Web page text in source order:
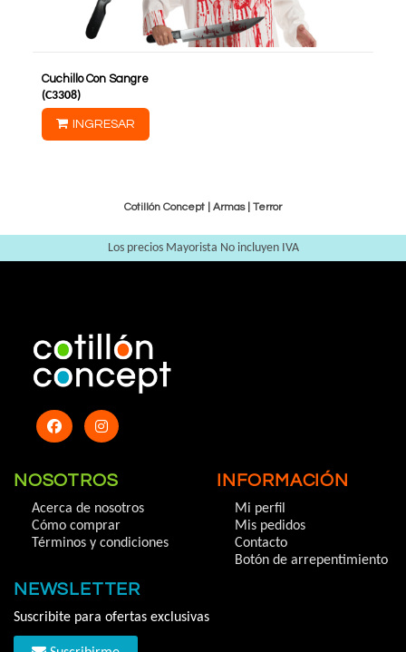
Cuchillo Con Sangre
(C3308)
INGRESAR
Cotillón Concept | Armas| Terror
Los precios Mayorista No incluyen IVA
NOSOTROS
Acerca de nosotros
Cómo comprar
Términos y condiciones
INFORMACIÓN
Mi perfil
Mis pedidos
Contacto
Botón de arrepentimiento
NEWSLETTER
Suscribite para ofertas exclusivas